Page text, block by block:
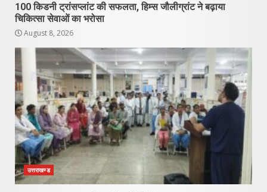
100 किडनी ट्रांसप्लांट की सफलता, हिम्स जौलीग्रांट ने बढ़ाया
चिकित्सा सेवाओं का भरोसा
August 8, 2026
उत्तराखण्ड